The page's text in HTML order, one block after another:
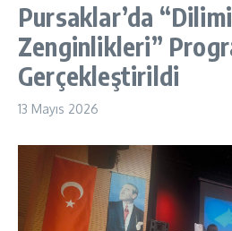
Pursaklar’da
Zenginlikleri”
Gerçekleştirildi
13 Mayıs 2026